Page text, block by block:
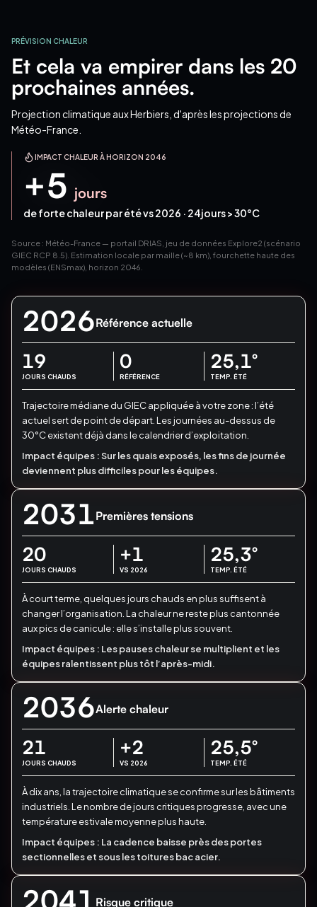
PRÉVISION CHALEUR
Et cela va empirer dans les 20
prochaines années.
Projection climatique aux Herbiers , d'après les projections de
Météo-France.
IMPACT CHALEUR À HORIZON 2046
+5 jours
de forte chaleur par été vs 2026 · 24jours > 30°C
Source : Météo-France — portail DRIAS, jeu de données Explore2 (scénario
GIEC RCP 8.5). Estimation locale par maille (~8 km), fourchette haute des
modèles (ENSmax), horizon 2046.
2026Référence actuelle
19
JOURS CHAUDS
0
RÉFÉRENCE
25,1°
TEMP. ÉTÉ
Trajectoire médiane du GIEC appliquée à votre zone : l’été
actuel sert de point de départ. Les journées au-dessus de
30°C existent déjà dans le calendrier d’exploitation.
Impact équipes :Sur les quais exposés, les fins de journée
deviennent plus difficiles pour les équipes.
2031Premières tensions
20
JOURS CHAUDS
+1
VS 2026
25,3°
TEMP. ÉTÉ
À court terme, quelques jours chauds en plus suffisent à
changer l’organisation. La chaleur ne reste plus cantonnée
aux pics de canicule : elle s’installe plus souvent.
Impact équipes : Les pauses chaleur se multiplient et les
équipes ralentissent plus tôt l’après-midi.
2036Alerte chaleur
21
JOURS CHAUDS
+2
VS 2026
25,5°
TEMP. ÉTÉ
À dix ans, la trajectoire climatique se confirme sur les bâtiments
industriels. Le nombre de jours critiques progresse, avec une
température estivale moyenne plus haute.
Impact équipes : La cadence baisse près des portes
sectionnelles et sous les toitures bac acier.
2041 Risque critique